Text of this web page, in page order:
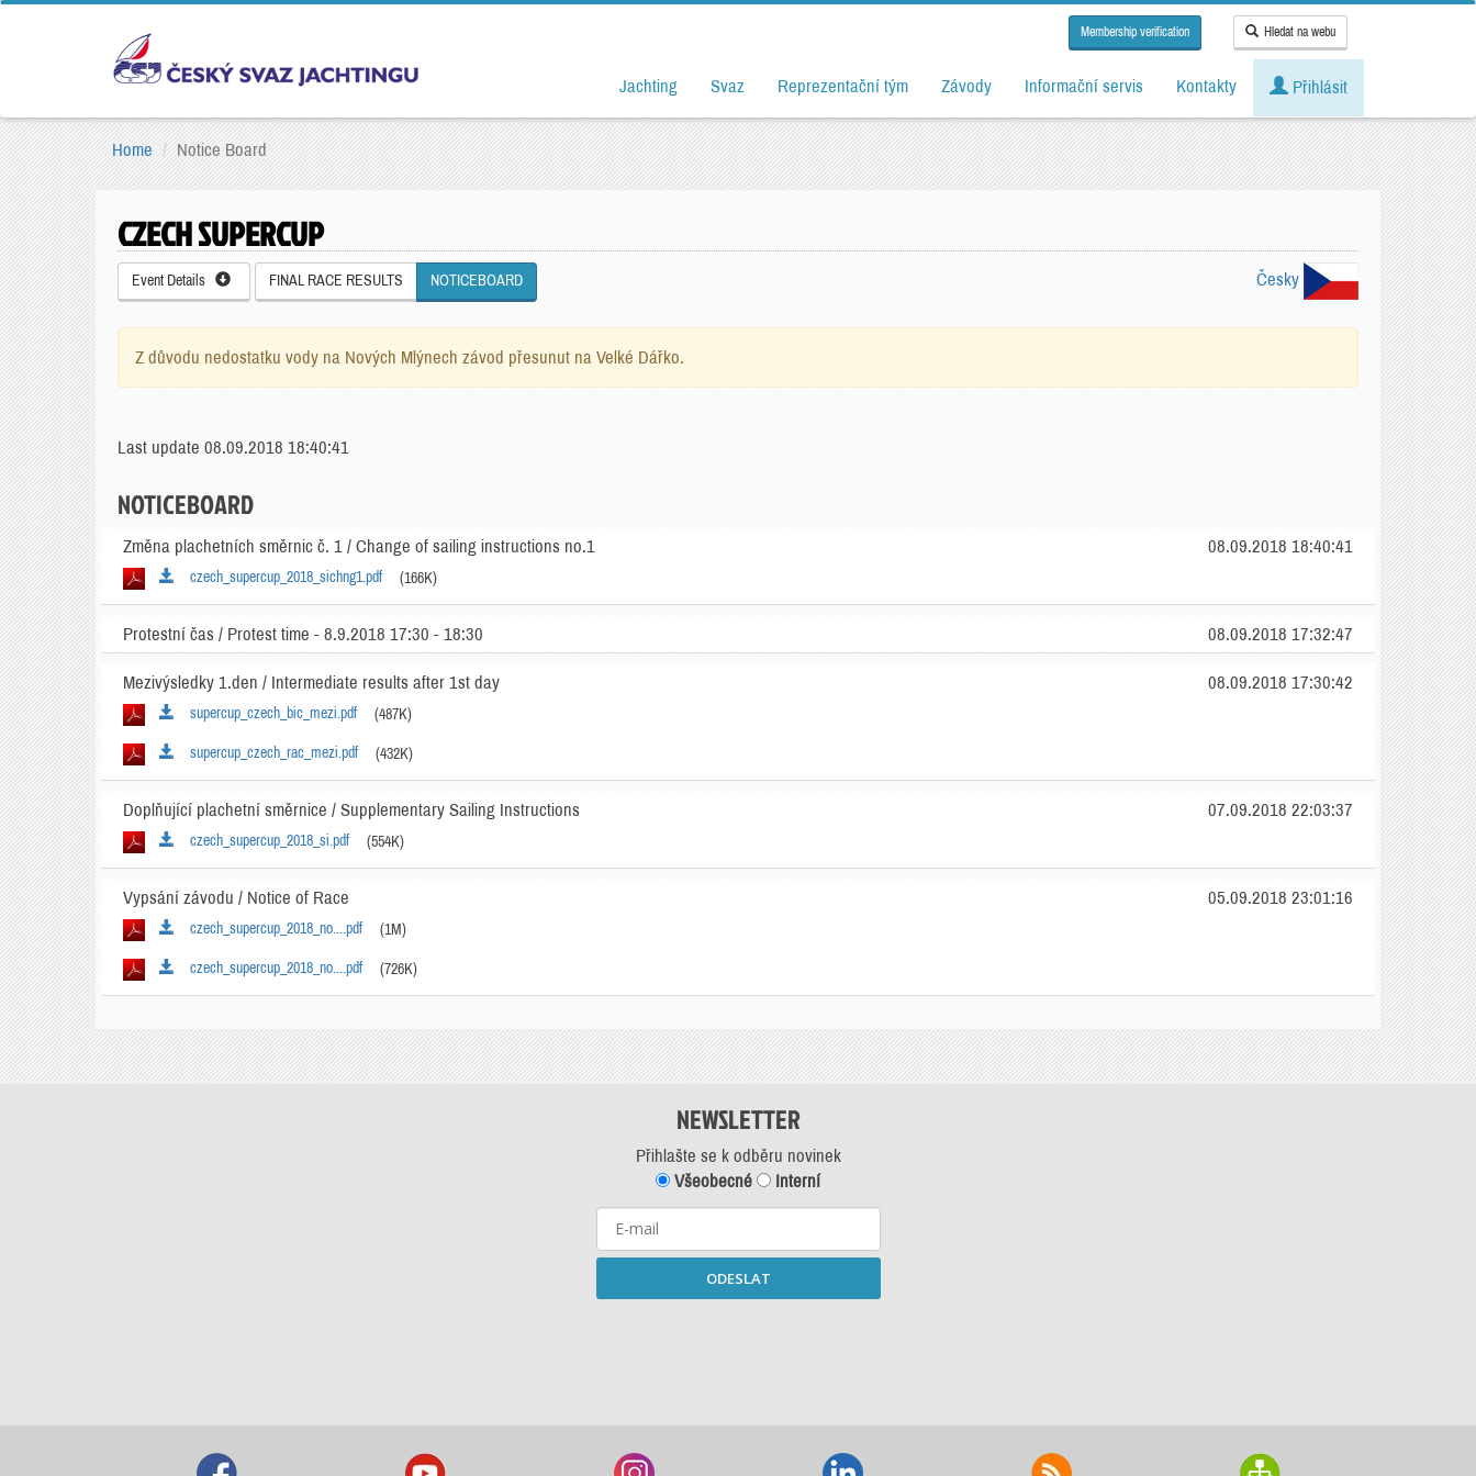
Membership verification Hledat na webu
Jachting Svaz Reprezentační tým Závody Informační servis Kontakty Přihlásit
Home Notice Board
CZECH SUPERCUP
Event Details FINAL RACE RESULTS NOTICEBOARD Česky
Z důvodu nedostatku vody na Nových Mlýnech závod přesunut na Velké Dářko.
Last update 08.09.2018 18:40:41
NOTICEBOARD
Změna plachetních směrnic č. 1 / Change of sailing instructions no.1
czech_supercup_2018_sichng1.pdf (166K)
08.09.2018 18:40:41
Protestní čas / Protest time - 8.9.2018 17:30 - 18:30 08.09.2018 17:32:47
Mezivýsledky 1.den / Intermediate results after 1st day
supercup_czech_bic_mezi.pdf (487K)
supercup_czech_rac_mezi.pdf (432K)
08.09.2018 17:30:42
Doplňující plachetní směrnice / Supplementary Sailing Instructions
czech_supercup_2018_si.pdf (554K)
07.09.2018 22:03:37
Vypsání závodu / Notice of Race
czech_supercup_2018_no....pdf (1M)
czech_supercup_2018_no....pdf (726K)
05.09.2018 23:01:16
NEWSLETTER
Přihlašte se k odběru novinek
Všeobecné
Interní
ODESLAT